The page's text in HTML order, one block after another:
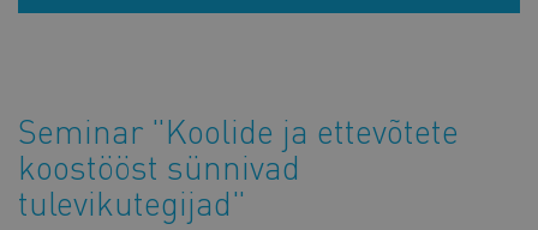
Seminar "Koolide ja ettevõtete
koostööst sünnivad
tulevikutegijad"